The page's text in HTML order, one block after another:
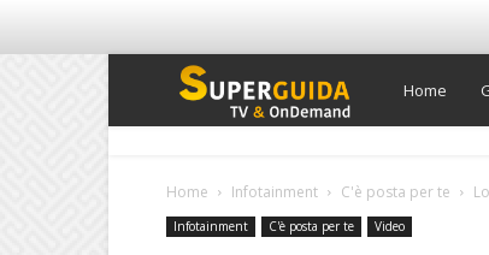
Super
TV
Home
Home Infotainment C'è posta per te
Infotainment C'è posta per te Video